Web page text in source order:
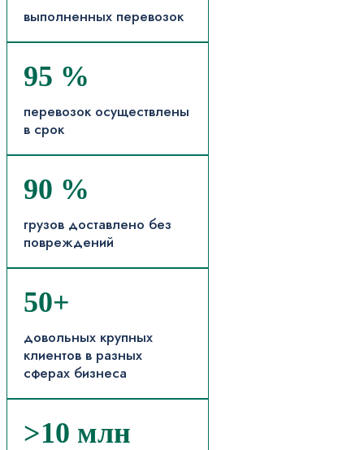
выполненных перевозок
95 %
перевозок осуществлены
в срок
90 %
грузов доставлено без
повреждений
50+
довольных крупных
клиентов в разных
сферах бизнеса
>10 млн